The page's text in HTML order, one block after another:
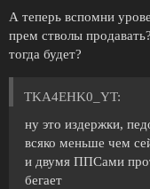
А теперь вспомни
прем стволы
тогда будет?
TKA4EHK0_YT:
ну это издержки,
всяко меньше чем
и двумя ППСами
бегает